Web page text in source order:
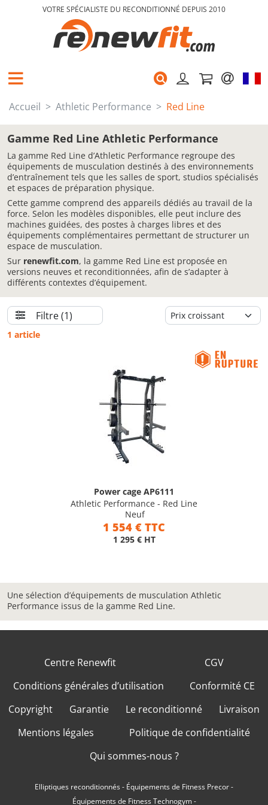
VOTRE SPÉCIALISTE DU RECONDITIONNÉ DEPUIS 2010
Accueil Athletic Performance Red Line
Gamme Red Line Athletic Performance
La gamme Red Line d’Athletic Performance regroupe des
équipements de musculation destinés à des environnements
d’entraînement tels que les salles de sport, studios spécialisés
et espaces de préparation physique.
Cette gamme comprend des appareils dédiés au travail de la
force. Selon les modèles disponibles, elle peut inclure des
machines guidées, des postes à charges libres et des
équipements complémentaires permettant de structurer un
espace de musculation.
Sur renewfit.com, la gamme Red Line est proposée en
versions neuves et reconditionnées, afin de s’adapter à
différents contextes d’équipement.
Filtre(1)
1 article
Power cage AP6111
Athletic Performance - Red Line
Neuf
1 554 € TTC
1 295 € HT
Une sélection d’équipements de musculation Athletic
Performance issus de la gamme Red Line.
Centre Renewfit
CGV
Conditions générales d’utilisation
Conformité CE
Copyright
Garantie Le reconditionné
Livraison
Mentions légales
Politique de confidentialité
Qui sommes-nous ?
Elliptiques reconditionnés- Équipements de Fitness Precor-
Équipements de Fitness Technogym-